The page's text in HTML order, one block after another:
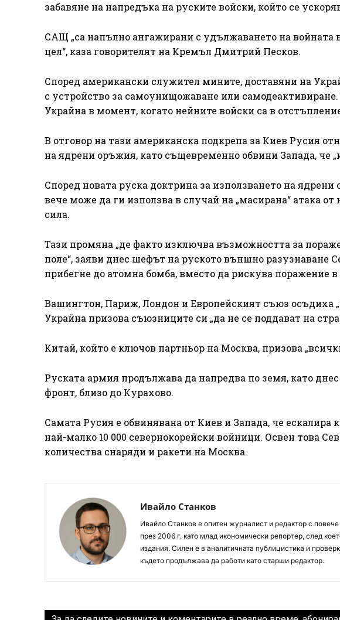
забавяне на напредъка на руските войски, който се
САЩ „са напълно ангажирани с удължаването на войната
цел“, каза говорителят на Кремъл Дмитрий Песков.
Според американски служител мините, доставяни на
с устройство за самоунищожаване или
Украйна в момент, когато нейните войски са в
В отговор на тази американска подкрепа за Киев Русия
на ядрени оръжия, като същевременно обвини Запада, че
Според новата руска доктрина за използването на
вече може да ги използва в случай на „масирана“ атака
сила.
Тази промяна „де факто изключва възможността за
поле“, заяви днес шефът на руското външно
прибегне до атомна бомба, вместо да рискува поражение
Вашингтон, Париж, Лондон и Европейският съюз осъдиха
Украйна призова съюзниците си „да не се поддават на
Китай, който е ключов партньор на Москва, призова
Руската армия продължава да напредва по земя, като
фронт, близо до Курахово.
Самата Русия е обвинявана от Киев и Запада, че ескалира
най-малко 10 000 севернокорейски войници. Освен това
количества снаряди и ракети на Москва.
Ивайло Станков
Ивайло Станков е опитен журналист и редактор с
през 2006 г. като млад икономически репортер, след
издания. Силен е в аналитичната публицистика и
където продължава да работи като старши редактор.